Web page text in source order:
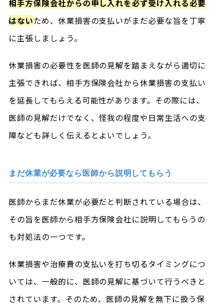
相手方保険会社からの申し入れを必ず受け入れる必要
はないため、休業損害の支払いがまだ必要な旨を丁寧
に主張しましょう。
休業損害の必要性を医師の見解を踏まえながら適切に
主張できれば、相手方保険会社から休業損害の支払い
を延長してもらえる可能性があります。その際には、
医師の見解だけでなく、怪我の程度や日常生活への支
障なども詳しく伝えるとよいでしょう。
まだ休業が必要なら医師から説明してもらう
医師からまだ休業が必要だと判断されている場合は、
その旨を医師から相手方保険会社に説明してもらうの
も対処法の一つです。
休業損害や治療費の支払いを打ち切るタイミングにつ
いては、一般的に、医師の見解に基づいて行うべきと
されています。そのため、医師の見解を無下に扱う保